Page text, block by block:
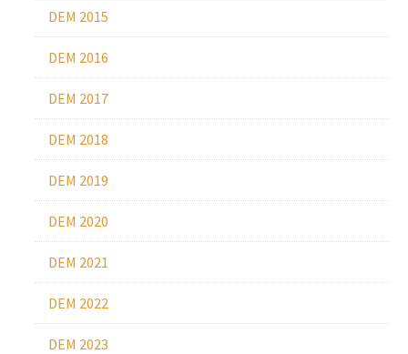
DEM 2015
DEM 2016
DEM 2017
DEM 2018
DEM 2019
DEM 2020
DEM 2021
DEM 2022
DEM 2023